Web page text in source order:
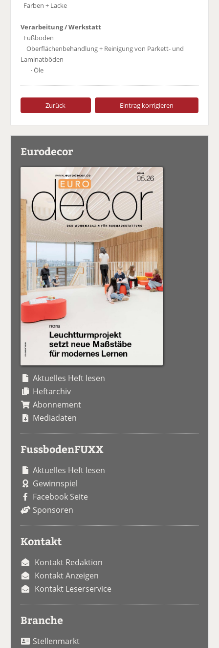
Farben + Lacke
Verarbeitung / Werkstatt
Fußboden
Oberflächenbehandlung + Reinigung von Parkett- und
Laminatböden
· Öle
Zurück Eintrag korrigieren
Eurodecor
Aktuelles Heft lesen
Heftarchiv
Abonnement
Mediadaten
FussbodenFUXX
Aktuelles Heft lesen
Gewinnspiel
Facebook Seite
Sponsoren
Kontakt
Kontakt Redaktion
Kontakt Anzeigen
Kontakt Leserservice
Branche
Stellenmarkt